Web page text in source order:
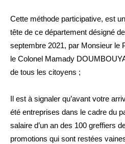
Cette méthode participative, est
tête de ce département désigné
septembre 2021, par Monsieur le
le Colonel Mamady
de tous les citoyens ;
Il est à signaler qu’avant votre
été entreprises dans le cadre du
salaire d’un an des 100 greffiers
promotions qui sont restées